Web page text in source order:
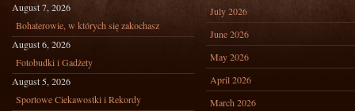
August 7, 2026
Bohaterowie, w których się zakochasz
August 6, 2026
Fotobudki i Gadżety
August 5, 2026
Sportowe Ciekawostki i Rekordy
July 2026
June 2026
May 2026
April 2026
March 2026